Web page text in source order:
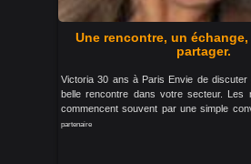
Une rencontre, un
partager.
Victoria 30 ans à Paris Envie de
belle rencontre dans votre secteur. Les
commencent souvent par une simple
partenaire